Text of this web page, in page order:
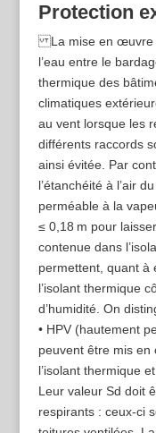
Protection
La mise en œuvre
l’eau entre le
thermique des
climatiques
au vent lorsque les
différents raccords
ainsi évitée. Par
l’étanchéité à l’air
perméable à la
≤ 0,18 m pour
contenue dans
permettent, quant à
l’isolant thermique
d’humidité. On
• HPV (hautement
peuvent être mis
l’isolant thermique
Leur valeur Sd doit
respirants : ceux-ci